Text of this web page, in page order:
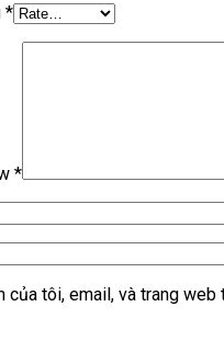
*
*
của tôi, email, và trang